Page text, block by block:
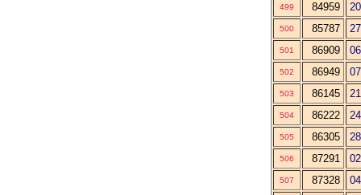
499 84959
500 85787
501 86909
502 86949
503 86145
504 86222
505 86305
506 87291
507 87328